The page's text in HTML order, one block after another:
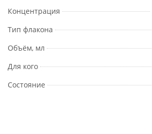
Концентрация
Тип флакона
Объём, мл
Для кого
Состояние